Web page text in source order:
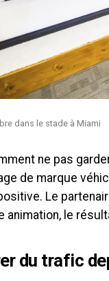
dans le stade à Miami
ne pas
de marque
Le
animation, le
du trafic